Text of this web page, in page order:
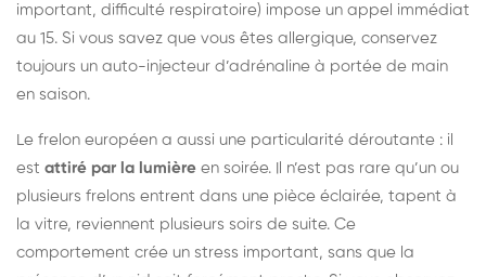
important, difficulté respiratoire) impose un appel immédiat
au 15. Si vous savez que vous êtes allergique, conservez
toujours un auto-injecteur d’adrénaline à portée de main
en saison.
Le frelon européen a aussi une particularité déroutante : il
est attiré par la lumière en soirée. Il n’est pas rare qu’un ou
plusieurs frelons entrent dans une pièce éclairée, tapent à
la vitre, reviennent plusieurs soirs de suite. Ce
comportement crée un stress important, sans que la